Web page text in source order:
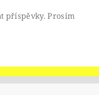
příspěvky. Prosím